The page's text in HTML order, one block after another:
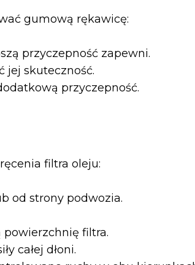
gumową rękawicę:
przyczepność zapewni.
jej skuteczność.
przyczepność.
filtra oleju:
od strony podwozia.
powierzchnię filtra.
całej dłoni.